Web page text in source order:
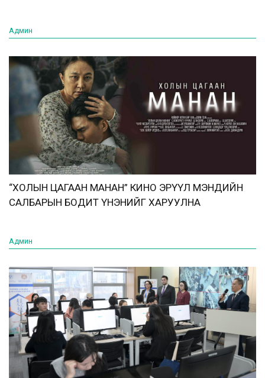
Админ
“ХОЛЫН ЦАГААН МАНАН” КИНО ЭРҮҮЛ МЭНДИЙН
САЛБАРЫН БОДИТ ҮНЭНИЙГ ХАРУУЛНА
Админ